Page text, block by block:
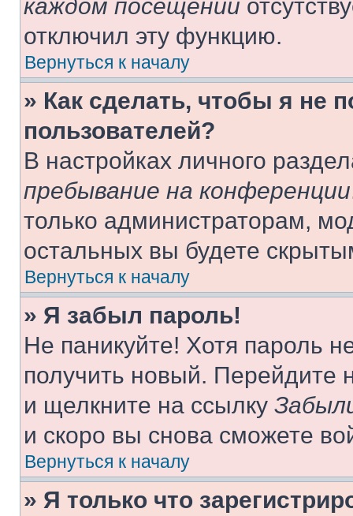
каждом посещении
отключил эту функцию.
Вернуться к началу
» Как сделать, чтобы я не
пользователей?
В настройках личного
пребывание на конференции
только администраторам,
остальных вы будете
Вернуться к началу
» Я забыл пароль!
Не паникуйте! Хотя пароль
получить новый. Перейдите
и щелкните на ссылку
и скоро вы снова сможете
Вернуться к началу
» Я только что